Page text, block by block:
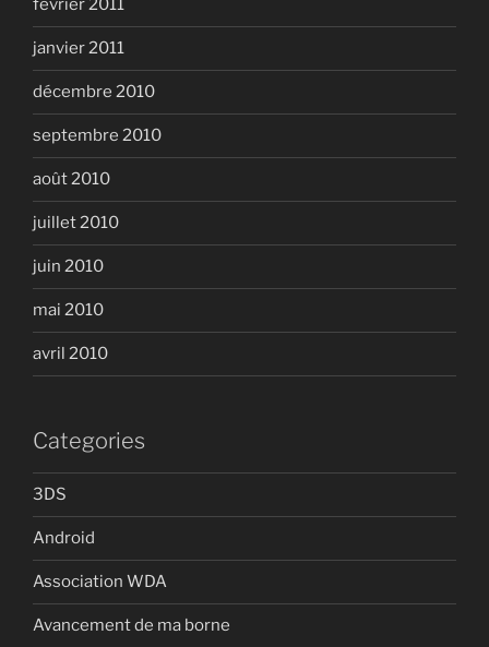
février 2011
janvier 2011
décembre 2010
septembre 2010
août 2010
juillet 2010
juin 2010
mai 2010
avril 2010
Categories
3DS
Android
Association WDA
Avancement de ma borne